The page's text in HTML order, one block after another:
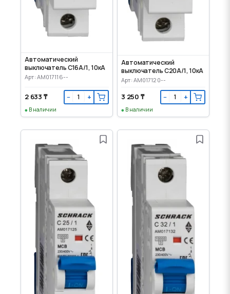
Автоматический
выключатель C16А/1, 10кА
Арт: AM017116--
2 633 ₸ − +
В наличии
Автоматический
выключатель C20А/1, 10кА
Арт: AM017120--
3 250 ₸ − +
В наличии